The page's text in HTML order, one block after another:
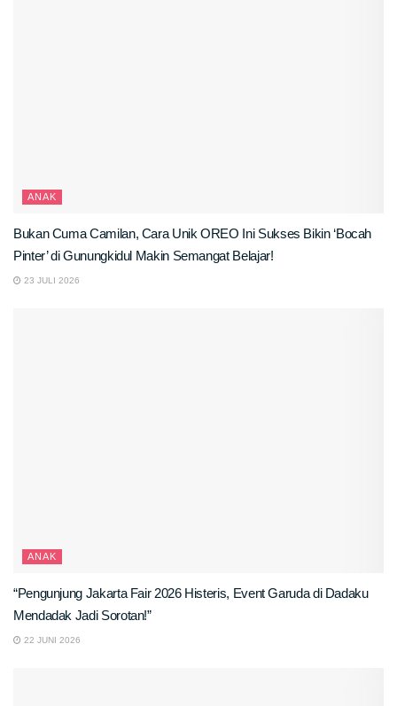
ANAK
Bukan Cuma Camilan, Cara Unik OREO Ini Sukses Bikin ‘Bocah
Pinter’ di Gunungkidul Makin Semangat Belajar!
23 JULI 2026
ANAK
“Pengunjung Jakarta Fair 2026 Histeris, Event Garuda di Dadaku
Mendadak Jadi Sorotan!”
22 JUNI 2026